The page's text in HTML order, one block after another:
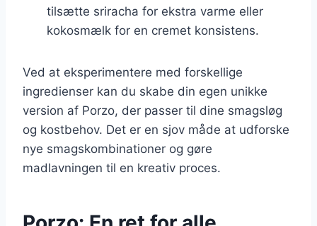
tilsætte sriracha for ekstra varme eller
kokosmælk for en cremet konsistens.
Ved at eksperimentere med forskellige
ingredienser kan du skabe din egen unikke
version af Porzo, der passer til dine smagsløg
og kostbehov. Det er en sjov måde at udforske
nye smagskombinationer og gøre
madlavningen til en kreativ proces.